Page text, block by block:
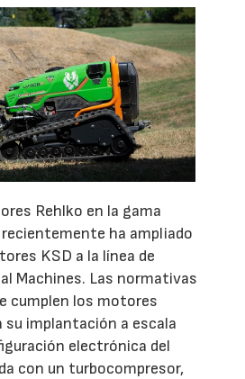
Rehlko en la gama
ha ampliado
KSD a la línea de
Machines. Las normativas
cumplen los motores
su implantación a escala
electrónica del
con un turbocompresor,